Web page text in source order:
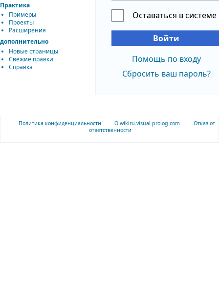
Оставаться в системе
Войти
Помощь по входу
Сбросить ваш пароль?
Практика
Примеры
Проекты
Расширения
дополнительно
Новые страницы
Свежие правки
Справка
Политика конфиденциальности О wikiru.visual-prolog.com
Отказ от
ответственности